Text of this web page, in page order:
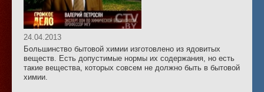
24.04.2013
Большинство бытовой химии изготовлено из ядовитых
веществ. Есть допустимые нормы их содержания, но есть
такие вещества, которых совсем не должно быть в бытовой
химии.